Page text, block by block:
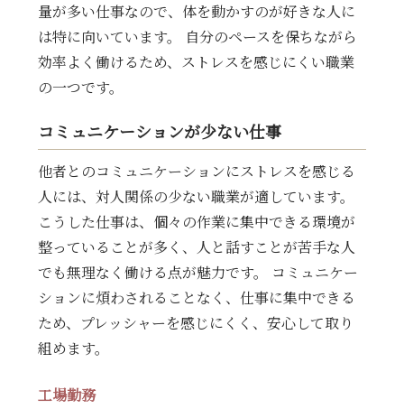
量が多い仕事なので、体を動かすのが好きな人に
は特に向いています。 自分のペースを保ちながら
効率よく働けるため、ストレスを感じにくい職業
の一つです。
コミュニケーションが少ない仕事
他者とのコミュニケーションにストレスを感じる
人には、対人関係の少ない職業が適しています。
こうした仕事は、個々の作業に集中できる環境が
整っていることが多く、人と話すことが苦手な人
でも無理なく働ける点が魅力です。 コミュニケー
ションに煩わされることなく、仕事に集中できる
ため、プレッシャーを感じにくく、安心して取り
組めます。
工場勤務